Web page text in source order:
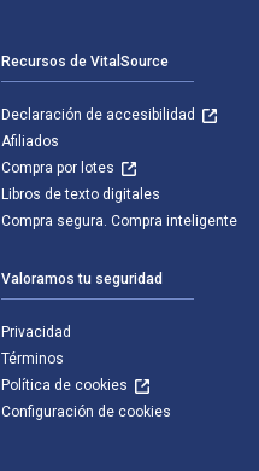
Recursos de VitalSource
Declaración de accesibilidad
Afiliados
Compra por lotes
Libros de texto digitales
Compra segura. Compra inteligente
Valoramos tu seguridad
Privacidad
Términos
Política de cookies
Configuración de cookies